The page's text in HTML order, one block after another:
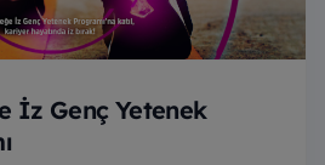
İz Genç Yetenek